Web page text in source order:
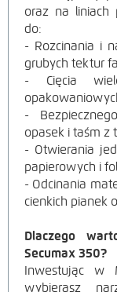
oraz na liniach
do:
- Rozcinania i
grubych tektur
- Cięcia
-
opasek i taśm z
- Otwierania
papierowych i
- Odcinania
cienkich pianek
Dlaczego
Secumax 350?
Inwestując w
wybierasz